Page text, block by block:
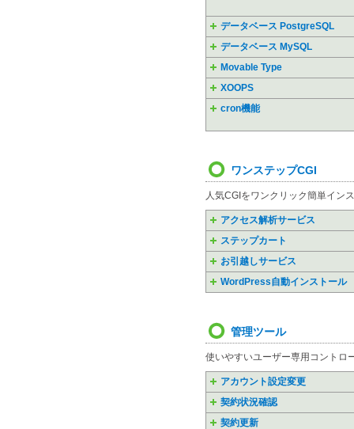
データベース PostgreSQL
データベース MySQL
Movable Type
XOOPS
cron機能
ワンステップCGI
人気CGIをワンクリック簡単イン
アクセス解析サービス
ステップカート
お引越しサービス
WordPress自動インストール
管理ツール
使いやすいユーザー専用コントロ
アカウント設定変更
契約状況確認
契約更新